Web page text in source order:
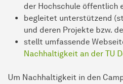
der Hochschule öffentlich
begleitet unterstützend
und deren Projekte bzw.
stellt umfassende
Nachhaltigkeit an der TU
Um Nachhaltigkeit in den